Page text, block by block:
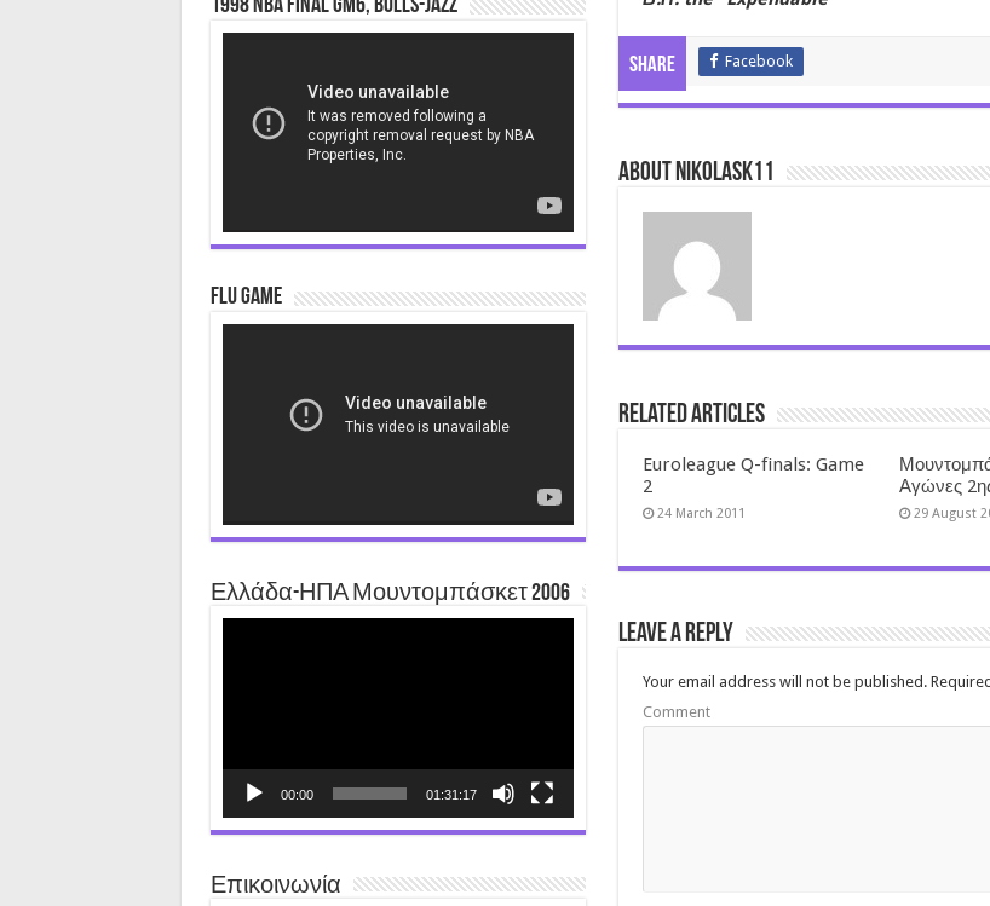
Share Facebook
About nikolask11
Related Articles
Euroleague Q-finals: Game
2
24 March 2011
Αγώνες
29 August
Leave a Reply
Your email address will not be published.
Comment
1998 NBA Final gm6, Bulls-Jazz
Flu Game
Ελλάδα-ΗΠΑ Μουντομπάσκετ 2006
00:00 01:31:17
Επικοινωνία